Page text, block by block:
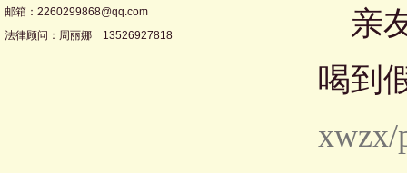
邮箱：2260299868@qq.com
法律顾问：周丽娜 13526927818
亲
喝到
xwzx/